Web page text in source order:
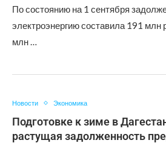
По состоянию на 1 сентября
электроэнергию составила 191 млн
млн …
Новости Экономика
Подготовке к зиме в
растущая задолженность